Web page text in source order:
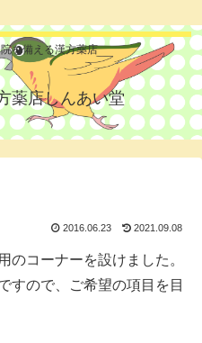
を備える漢方薬店
薬店しんあい堂
2016.06.23 2021.09.08
のコーナーを設けました。
すので、ご希望の項目を目